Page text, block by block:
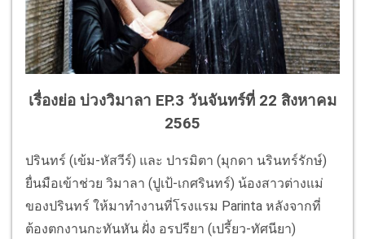
เรื่องย่อ บ่วงวิมาลา EP.3 วันจันทร์ที่ 22 สิงหาคม
2565
ปรินทร์ (เข้ม-หัสวีร์) และ ปารมิตา (มุกดา นรินทร์รักษ์)
ยื่นมือเข้าช่วย วิมาลา (ปูเป้-เกศรินทร์) น้องสาวต่างแม่
ของปรินทร์ ให้มาทำงานที่โรงแรม Parinta หลังจากที่
ต้องตกงานกะทันหัน ฝั่ง อรปรียา (เปรี้ยว-ทัศนียา)